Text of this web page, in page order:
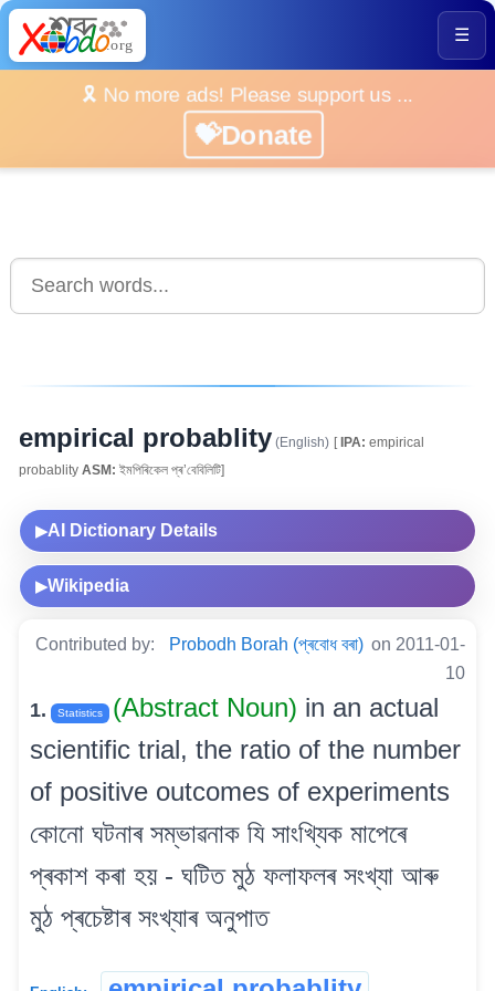
☰
🎗️ No more ads! Please support us ...
💝Donate
empirical probablity (English) [IPA: empirical
probablity ASM: ইমপিৰিকেল প্ৰ’বেবিলিটি]
▶AI Dictionary Details
▶Wikipedia
Contributed by: Probodh Borah (প্ৰবোধ বৰা) on 2011-01-
10
1. Statistics (Abstract Noun) in an actual
scientific trial, the ratio of the number
of positive outcomes of experiments
কোনো ঘটনাৰ সম্ভাৱনাক যি সাংখ্যিক মাপেৰে
প্ৰকাশ কৰা হয় - ঘটিত মুঠ ফলাফলৰ সংখ্যা আৰু
মুঠ প্ৰচেষ্টাৰ সংখ্যাৰ অনুপাত